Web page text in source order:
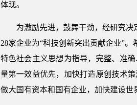
体现。
为激励先进，鼓舞干劲，经研究
28家企业为“科技创新突出贡献企业”
特色社会主义思想为指导，完整、准
量第一效益优先，加快打造原创技术
做大国有资本和国有企业，加快建设世